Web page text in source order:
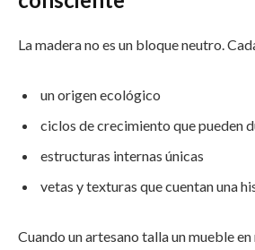
La madera no es un bloque neutro.
un origen ecológico
ciclos de crecimiento que pueden
estructuras internas únicas
vetas y texturas que cuentan una
Cuando un artesano talla un mueble